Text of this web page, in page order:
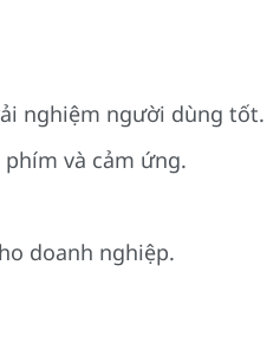
nghiệm người dùng tốt.
và cảm ứng.
doanh nghiệp.